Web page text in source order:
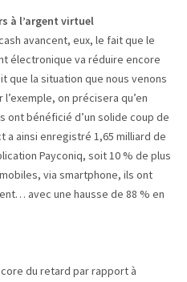
à l’argent virtuel
avancent, eux, le fait que le
électronique va réduire encore
que la situation que nous venons
on précisera qu’en
ont bénéficié d’un solide coup de
a ainsi enregistré 1,65 milliard de
Payconiq, soit 10 % de plus
via smartphone, ils ont
avec une hausse de 88 % en
du retard par rapport à